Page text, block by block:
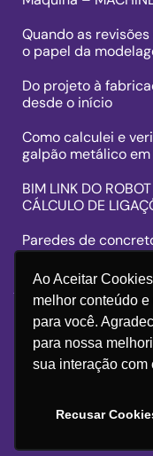
Ao Aceitar
melhor conteúdo
para você.
para nossa
sua interação com
Recusar
Quando as
o papel da
Do projeto à
desde o início
Como calculei e
galpão metálico em
BIM LINK DO
CÁLCULO DE
Paredes de
BIM